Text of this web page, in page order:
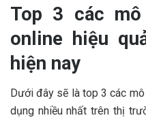
Top 3 các
online hiệu
hiện nay
Dưới đây sẽ là top 3 các
dụng nhiều nhất trên thị